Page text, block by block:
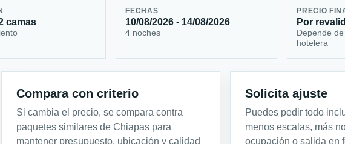
camas
FECHAS
10/08/2026 - 14/08/2026
4 noches
PRECIO
Por
Depende
hotelera
Compara con criterio
Si cambia el precio, se compara contra
paquetes similares de Chiapas para
mantener presupuesto, ubicación y calidad
Solicita ajuste
Puedes pedir todo
menos escalas, más
ocupación o salida en